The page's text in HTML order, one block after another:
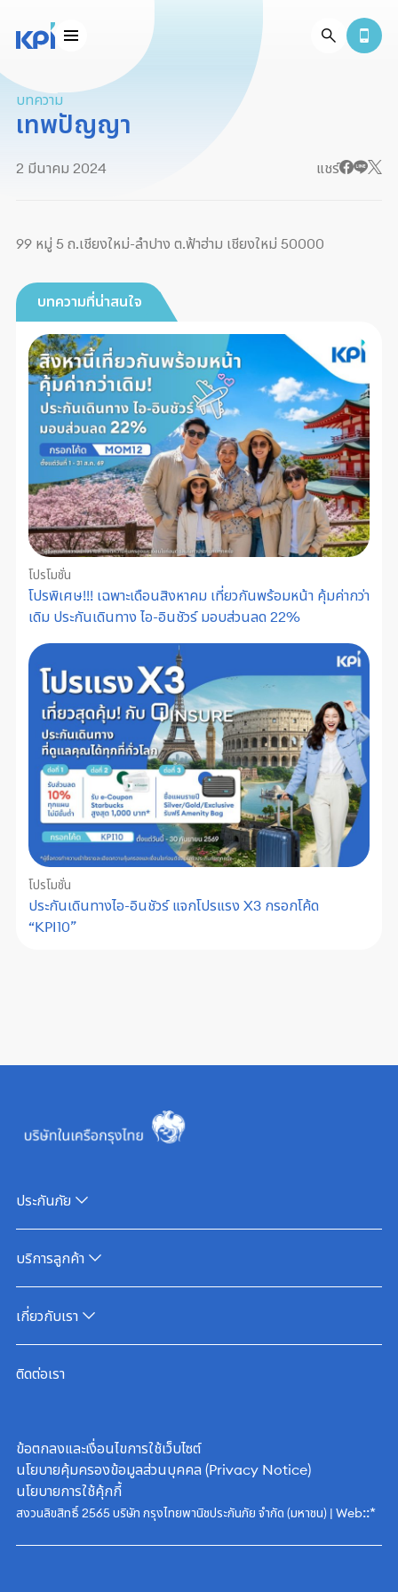
บทความ
เทพปัญญา
2 มีนาคม 2024 แชร์
99 หมู่ 5 ถ.เชียงใหม่-ลำปาง ต.ฟ้าฮ่าม เชียงใหม่ 50000
บทความที่น่าสนใจ
โปรโมชั่น
โปรพิเศษ!!! เฉพาะเดือนสิงหาคม เที่ยวกันพร้อมหน้า คุ้มค่ากว่า
เดิม ประกันเดินทาง ไอ-อินชัวร์ มอบส่วนลด 22%
โปรโมชั่น
ประกันเดินทางไอ-อินชัวร์ แจกโปรแรง X3 กรอกโค้ด
“KPI10”
ประกันภัย
บริการลูกค้า
เกี่ยวกับเรา
ติดต่อเรา
ข้อตกลงและเงื่อนไขการใช้เว็บไซต์
นโยบายคุ้มครองข้อมูลส่วนบุคคล (Privacy Notice)
นโยบายการใช้คุ้กกี้
สงวนลิขสิทธิ์ 2565 บริษัท กรุงไทยพานิชประกันภัย จำกัด (มหาชน) | Web::*